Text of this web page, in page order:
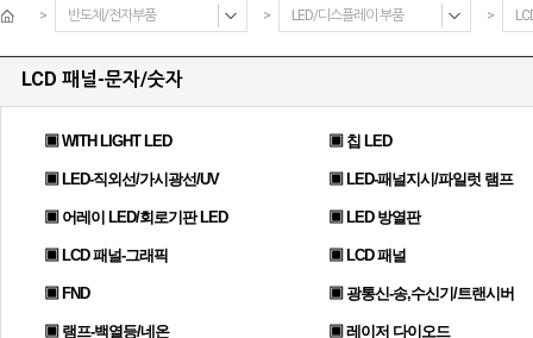
> 반도체/전자부품 > LED/디스플레이 부품 >
LCD 패널-문자/숫자
▣ WITH LIGHT LED ▣ 칩 LED
▣ LED-직외선/가시광선/UV ▣ LED-패널지시/파일럿 램프
▣ 어레이 LED/회로기판 LED ▣ LED 방열판
▣ LCD 패널-그래픽 ▣ LCD 패널
▣ FND ▣ 광통신-송,수신기/트랜시버
▣ 램프-백열등/네온 ▣ 레이저 다이오드